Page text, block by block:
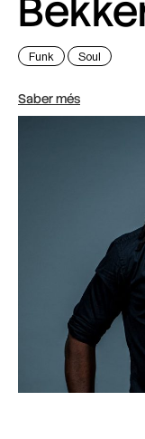
Funk Soul
Saber més